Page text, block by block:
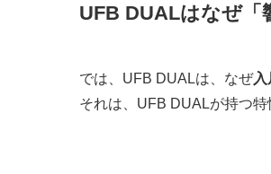
UFB DUALはなぜ「
では、UFB DUALは、なぜ入
それは、UFB DUALが持つ